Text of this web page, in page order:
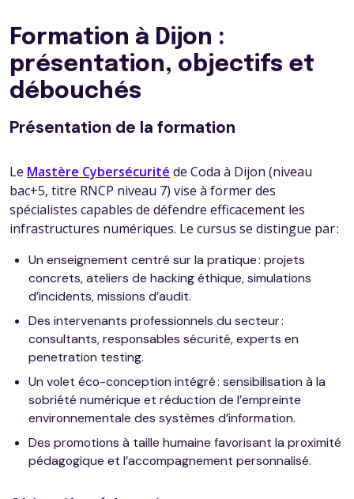
Formation à Dijon :
présentation, objectifs et
débouchés
Présentation de la formation
Le Mastère Cybersécurité de Coda à Dijon (niveau
bac+5, titre RNCP niveau 7) vise à former des
spécialistes capables de défendre efficacement les
infrastructures numériques. Le cursus se distingue par :
Un enseignement centré sur la pratique : projets
concrets, ateliers de hacking éthique, simulations
d’incidents, missions d’audit.
Des intervenants professionnels du secteur :
consultants, responsables sécurité, experts en
penetration testing.
Un volet éco-conception intégré : sensibilisation à la
sobriété numérique et réduction de l’empreinte
environnementale des systèmes d’information.
Des promotions à taille humaine favorisant la proximité
pédagogique et l’accompagnement personnalisé.